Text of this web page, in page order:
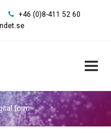
+46 (0)8-411 52 60
form